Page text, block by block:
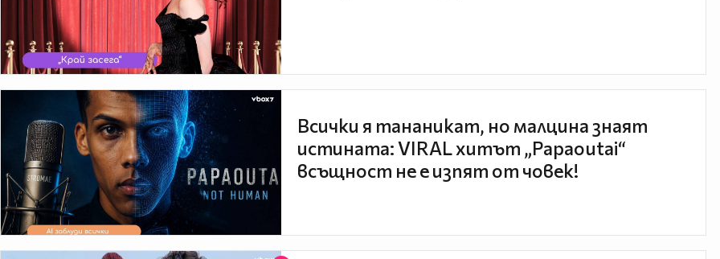
Всички я тананикат, но малцина знаят
истината: VIRAL хитът „Papaoutai“
всъщност не е изпят от човек!